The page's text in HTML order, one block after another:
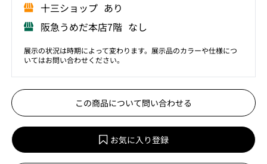
⼗三ショップ あり
阪急うめだ本店7階 なし
展示の状況は時期によって変わります。展示品のカラーや仕様につ
いてはお問い合わせください。
この商品について問い合わせる
お気に入り登録